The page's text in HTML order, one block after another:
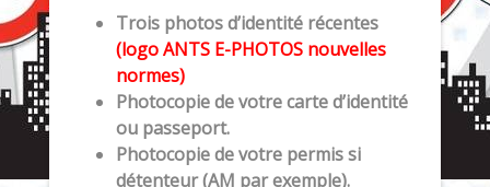
Trois photos d’identité récentes
(logo ANTS E-PHOTOS nouvelles
normes)
Photocopie de votre carte d’identité
ou passeport.
Photocopie de votre permis si
détenteur (AM par exemple).